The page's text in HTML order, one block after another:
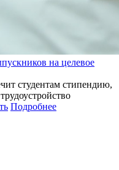
на целевое
студентам стипендию,
Подробнее